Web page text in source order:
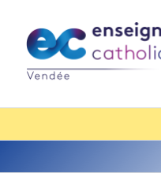
contenu